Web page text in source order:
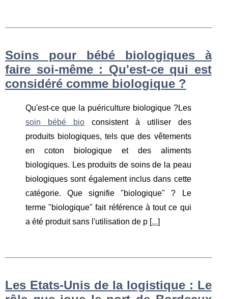
Soins pour bébé biologiques à
faire soi-même : Qu'est-ce qui est
considéré comme biologique ?
Qu'est-ce que la puériculture biologique ?Les
soin bébé bioconsistent à utiliser des
produits biologiques, tels que des vêtements
en coton biologique et des aliments
biologiques. Les produits de soins de la peau
biologiques sont également inclus dans cette
catégorie. Que signifie "biologique" ? Le
terme "biologique" fait référence à tout ce qui
a été produit sans l'utilisation de p [...]
Les Etats-Unis de la logistique : Le